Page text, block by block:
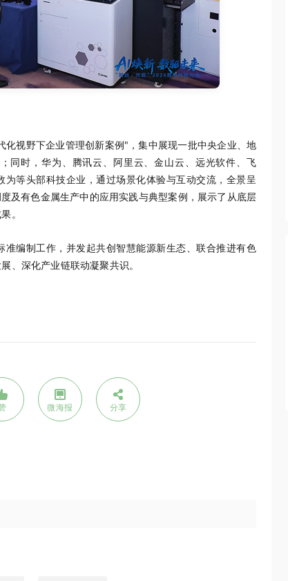
视野下企业管理创新案例"，集中展现一批中央企业、地
同时，华为、腾讯云、阿里云、金山云、远光软件、飞
等头部科技企业，通过场景化体验与互动交流，全景呈
及有色金属生产中的应用实践与典型案例，展示了从底层
。
编制工作，并发起共创智慧能源新生态、联合推进有色
、深化产业链联动凝聚共识。
微海报 分享